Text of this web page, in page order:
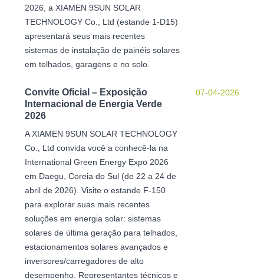
2026, a XIAMEN 9SUN SOLAR
TECHNOLOGY Co., Ltd (estande 1-D15)
apresentará seus mais recentes
sistemas de instalação de painéis solares
em telhados, garagens e no solo.
07-04-2026
Convite Oficial – Exposição
Internacional de Energia Verde
2026
A XIAMEN 9SUN SOLAR TECHNOLOGY
Co., Ltd convida você a conhecê-la na
International Green Energy Expo 2026
em Daegu, Coreia do Sul (de 22 a 24 de
abril de 2026). Visite o estande F-150
para explorar suas mais recentes
soluções em energia solar: sistemas
solares de última geração para telhados,
estacionamentos solares avançados e
inversores/carregadores de alto
desempenho. Representantes técnicos e